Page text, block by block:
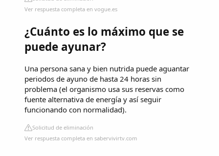
Ver respuesta completa en vogue.es
¿Cuánto es lo máximo que se
puede ayunar?
Una persona sana y bien nutrida puede aguantar
periodos de ayuno de hasta 24 horas sin
problema (el organismo usa sus reservas como
fuente alternativa de energía y así seguir
funcionando con normalidad).
Solicitud de eliminación
Ver respuesta completa en sabervivirtv.com